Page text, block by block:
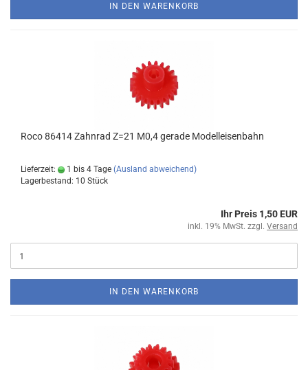
IN DEN WARENKORB
Roco 86414 Zahnrad Z=21 M0,4 gerade Modelleisenbahn
Lieferzeit: 1 bis 4 Tage (Ausland abweichend)
Lagerbestand: 10 Stück
Ihr Preis 1,50 EUR
inkl. 19% MwSt. zzgl. Versand
IN DEN WARENKORB